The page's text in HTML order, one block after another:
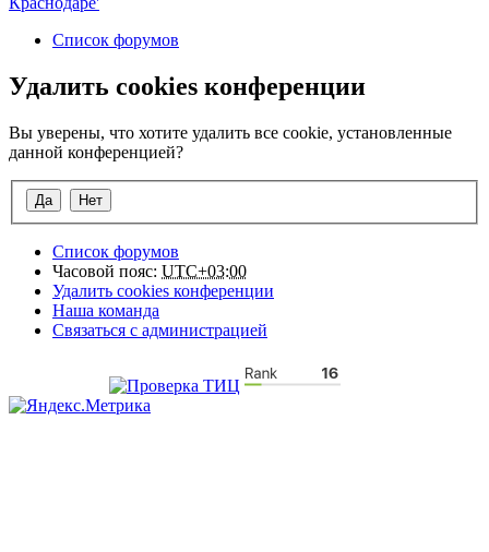
Список форумов
Удалить cookies конференции
Вы уверены, что хотите удалить все cookie, установленные
данной конференцией?
Список форумов
Часовой пояс: UTC+03:00
Удалить cookies конференции
Наша команда
Связаться с администрацией